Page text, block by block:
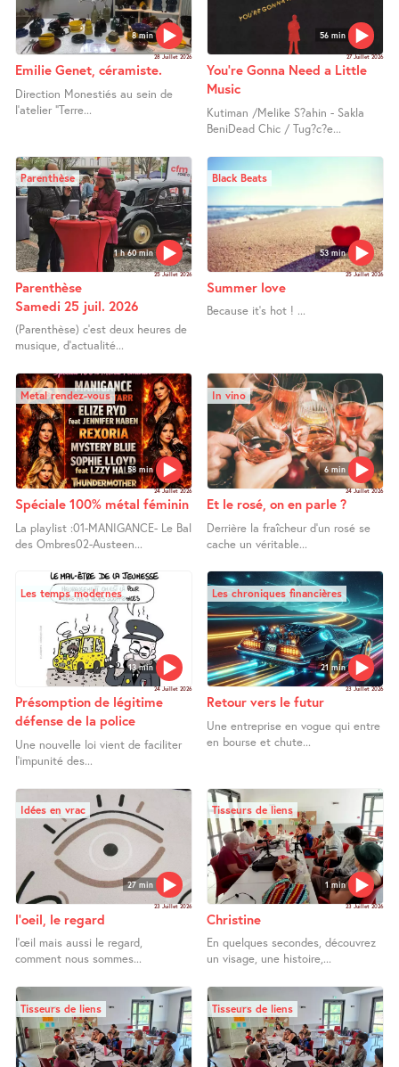
8 min
28 Juillet 2026
Emilie Genet, céramiste.
Direction Monestiés au sein de
l’atelier "Terre...
56 min
27 Juillet 2026
You’re Gonna Need a Little
Music
Kutiman /Melike S?ahin - Sakla
BeniDead Chic / Tug?c?e...
1 h 60 min
Parenthèse
25 Juillet 2026
Parenthèse
Samedi 25 juil. 2026
(Parenthèse) c’est deux heures de
musique, d’actualité...
53 min
Black Beats
25 Juillet 2026
Summer love
Because it’s hot ! ...
58 min
Metal rendez-vous
24 Juillet 2026
Spéciale 100% métal féminin
La playlist :01-MANIGANCE- Le Bal
des Ombres02-Austeen...
6 min
In vino
24 Juillet 2026
Et le rosé, on en parle ?
Derrière la fraîcheur d’un rosé se
cache un véritable...
13 min
Les temps modernes
24 Juillet 2026
Présomption de légitime
défense de la police
Une nouvelle loi vient de faciliter
l’impunité des...
21 min
Les chroniques financières
23 Juillet 2026
Retour vers le futur
Une entreprise en vogue qui entre
en bourse et chute...
27 min
Idées en vrac
23 Juillet 2026
l’oeil, le regard
l’œil mais aussi le regard,
comment nous sommes...
1 min
Tisseurs de liens
23 Juillet 2026
Christine
En quelques secondes, découvrez
un visage, une histoire,...
Tisseurs de liens Tisseurs de liens